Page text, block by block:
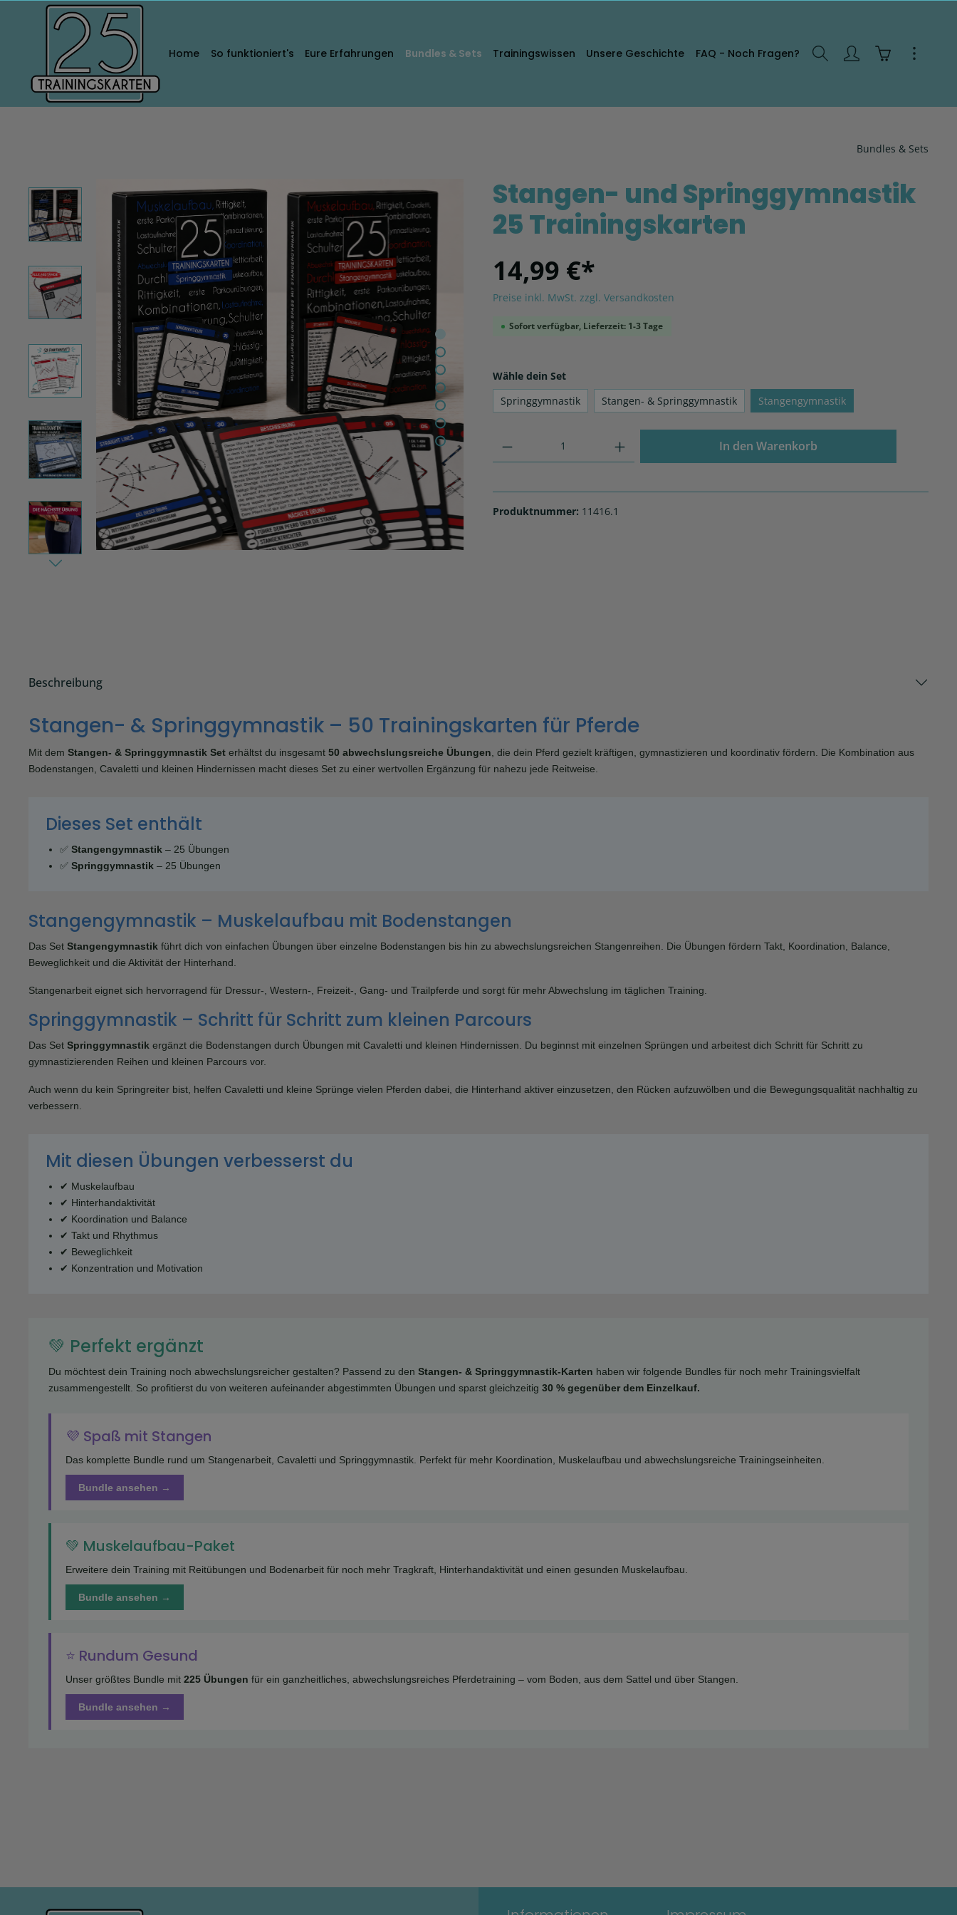
Home So funktioniert's Eure Erfahrungen Trainingswissen Unsere Geschichte FAQ - Noch Fragen?
Bundles & Sets
Stangen- und Springgymnastik
25 Trainingskarten
14,99 €*
Preise inkl. MwSt. zzgl. Versandkosten
Sofort verfügbar, Lieferzeit: 1-3 Tage
Wähle dein Set
Springgymnastik
Stangen- & Springgymnastik Stangengymnastik
In den Warenkorb
Produktnummer: 11416.1
Beschreibung
Stangen- & Springgymnastik – 50 Trainingskarten für Pferde
Mit dem Stangen- & Springgymnastik Set erhältst du insgesamt 50 abwechslungsreiche Übungen , die dein Pferd gezielt kräftigen, gymnastizieren und koordinativ fördern. Die Kombination aus
Bodenstangen, Cavaletti und kleinen Hindernissen macht dieses Set zu einer wertvollen Ergänzung für nahezu jede Reitweise.
Dieses Set enthält
✅ Stangengymnastik – 25 Übungen
✅ Springgymnastik – 25 Übungen
Stangengymnastik – Muskelaufbau mit Bodenstangen
Das Set Stangengymnastik führt dich von einfachen Übungen über einzelne Bodenstangen bis hin zu abwechslungsreichen Stangenreihen. Die Übungen fördern Takt, Koordination, Balance,
Beweglichkeit und die Aktivität der Hinterhand.
Stangenarbeit eignet sich hervorragend für Dressur-, Western-, Freizeit-, Gang- und Trailpferde und sorgt für mehr Abwechslung im täglichen Training.
Springgymnastik – Schritt für Schritt zum kleinen Parcours
Das Set Springgymnastik ergänzt die Bodenstangen durch Übungen mit Cavaletti und kleinen Hindernissen. Du beginnst mit einzelnen Sprüngen und arbeitest dich Schritt für Schritt zu
gymnastizierenden Reihen und kleinen Parcours vor.
Auch wenn du kein Springreiter bist, helfen Cavaletti und kleine Sprünge vielen Pferden dabei, die Hinterhand aktiver einzusetzen, den Rücken aufzuwölben und die Bewegungsqualität nachhaltig zu
verbessern.
Mit diesen Übungen verbesserst du
✔ Muskelaufbau
✔ Hinterhandaktivität
✔ Koordination und Balance
✔ Takt und Rhythmus
✔ Beweglichkeit
✔ Konzentration und Motivation
💚 Perfekt ergänzt
Du möchtest dein Training noch abwechslungsreicher gestalten? Passend zu den Stangen- & Springgymnastik-Karten haben wir folgende Bundles für noch mehr Trainingsvielfalt
zusammengestellt. So profitierst du von weiteren aufeinander abgestimmten Übungen und sparst gleichzeitig 30 % gegenüber dem Einzelkauf.
💜 Spaß mit Stangen
Das komplette Bundle rund um Stangenarbeit, Cavaletti und Springgymnastik. Perfekt für mehr Koordination, Muskelaufbau und abwechslungsreiche Trainingseinheiten.
Bundle ansehen →
💚 Muskelaufbau-Paket
Erweitere dein Training mit Reitübungen und Bodenarbeit für noch mehr Tragkraft, Hinterhandaktivität und einen gesunden Muskelaufbau.
Bundle ansehen →
⭐ Rundum Gesund
Unser größtes Bundle mit 225 Übungen für ein ganzheitliches, abwechslungsreiches Pferdetraining – vom Boden, aus dem Sattel und über Stangen.
Bundle ansehen →